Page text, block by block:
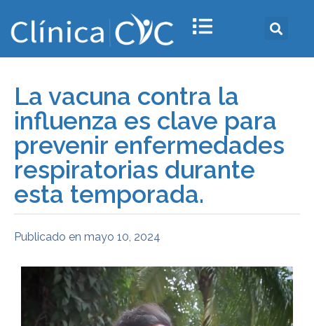
La vacuna contra la
influenza es clave para
prevenir enfermedades
respiratorias durante
esta temporada.
Publicado en mayo 10, 2024